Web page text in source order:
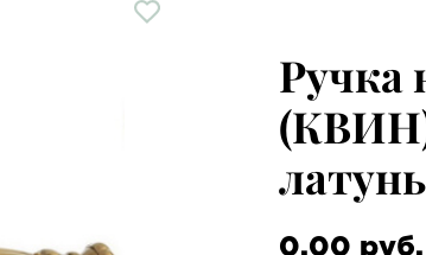
Ручка
0.00 руб.